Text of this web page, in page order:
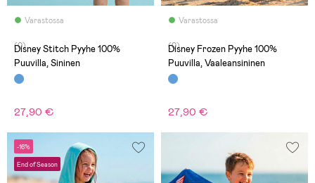
Varastossa
(0)
Disney Stitch Pyyhe 100%
Puuvilla, Sininen
27,90 €
Varastossa
(0)
Disney Frozen Pyyhe 100%
Puuvilla, Vaaleansininen
27,90 €
-16%
End of Season